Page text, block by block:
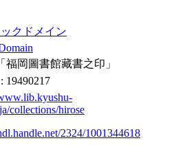
クドメイン
福岡圖書館藏書之印」
19490217
collections/hirose
2324/1001344618